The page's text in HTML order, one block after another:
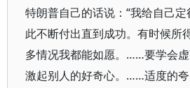
特朗普自己的话说：“我给自己
此不断付出直到成功。有时候所
多情况我都能如愿。……要学会
激起别人的好奇心。……适度的